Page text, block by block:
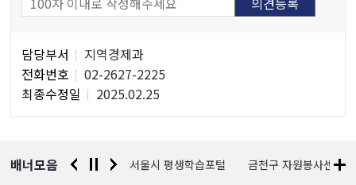
당
자
정
담당부서
지역경제과
전화번호
02-2627-2225
최종수정일
2025.02.25
배너모음
찰청 유실물 통합포털 서울시 평생학습포털 금천구 자원봉사센터